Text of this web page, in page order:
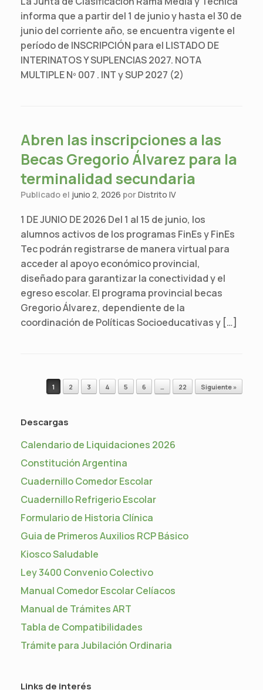
informa que a partir del 1 de junio y hasta el 30 de
junio del corriente año, se encuentra vigente el
período de INSCRIPCIÓN para el LISTADO DE
INTERINATOS Y SUPLENCIAS 2027. NOTA
MULTIPLE Nº 007 . INT y SUP 2027 (2)
Abren las inscripciones a las
Becas Gregorio Álvarez para la
terminalidad secundaria
Publicado el junio 2, 2026 porDistrito IV
1 DE JUNIO DE 2026 Del 1 al 15 de junio, los
alumnos activos de los programas FinEs y FinEs
Tec podrán registrarse de manera virtual para
acceder al apoyo económico provincial,
diseñado para garantizar la conectividad y el
egreso escolar. El programa provincial becas
Gregorio Álvarez, dependiente de la
coordinación de Políticas Socioeducativas y […]
Navegador de artículos
1 2 3 4 5 6 … 22 Siguiente »
Descargas
Calendario de Liquidaciones 2026
Constitución Argentina
Cuadernillo Comedor Escolar
Cuadernillo Refrigerio Escolar
Formulario de Historia Clínica
Guia de Primeros Auxilios RCP Básico
Kiosco Saludable
Ley 3400 Convenio Colectivo
Manual Comedor Escolar Celíacos
Manual de Trámites ART
Tabla de Compatibilidades
Trámite para Jubilación Ordinaria
Links de interés